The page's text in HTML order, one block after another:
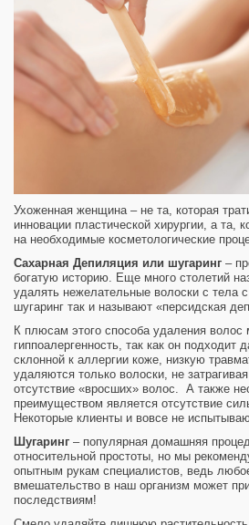
Ухоженная женщина – не та, которая
инновации пластической хирургии, а та,
на необходимые косметологические
Сахарная Депиляция или шугаринг –
богатую историю. Еще много столетий
удалять нежелательные волоски с тела
шугаринг так и называют «персидская
К плюсам этого способа удаления волос
гиппоалергенность, так как он подходит
склонной к аллергии коже, низкую
удаляются только волоски, не
отсутствие «вросших» волос. А также
преимуществом является отсутствие
Некоторые клиенты и вовсе не
Шугаринг – популярная домашняя
относительной простоты, но мы
опытным рукам специалистов, ведь
вмешательство в наш организм может
последствиям!